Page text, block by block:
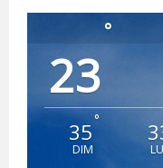
23
°
35°
DIM